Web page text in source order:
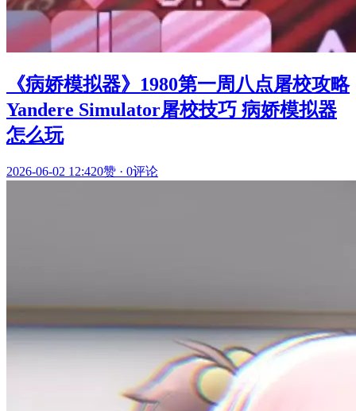
《病娇模拟器》1980第一周八点屠校攻略
Yandere Simulator屠校技巧 病娇模拟器
怎么玩
2026-06-02 12:420赞 · 0评论